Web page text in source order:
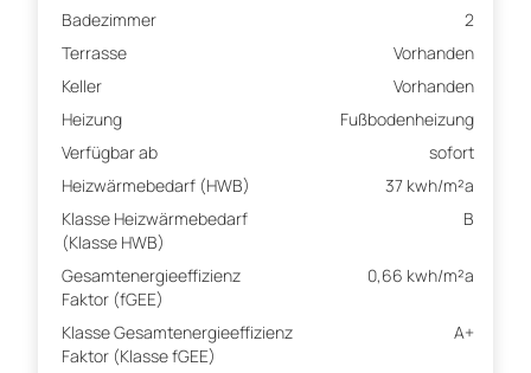
Badezimmer
2
Terrasse
Vorhanden
Keller
Vorhanden
Heizung
Fußbodenheizung
Verfügbar ab
sofort
Heizwärmebedarf (HWB)
37 kwh/m²a
Klasse Heizwärmebedarf
(Klasse HWB)
B
Gesamtenergieeffizienz
Faktor (fGEE)
0,66 kwh/m²a
Klasse Gesamtenergieeffizienz
Faktor (Klasse fGEE)
A+